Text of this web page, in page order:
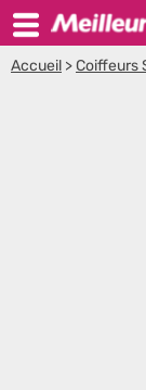
Accueil >Coiffeurs